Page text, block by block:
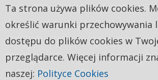
Ta strona używa plików cookies.
określić warunki przechowywania
dostępu do plików cookies w
przeglądarce. Więcej informacji
naszej: Polityce Cookies